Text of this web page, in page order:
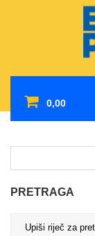
0,00
PRETRAGA